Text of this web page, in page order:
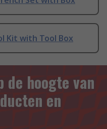
Kit with Tool Box
de hoogte van
en